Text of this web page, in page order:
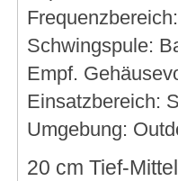
Schwingspule:
Empf.
Einsatzbereich:
Umgebung:
20 cm Tief-